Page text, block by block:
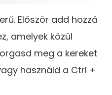
Először add hozzá
amelyek közül
meg a kereket
használd a Ctrl +